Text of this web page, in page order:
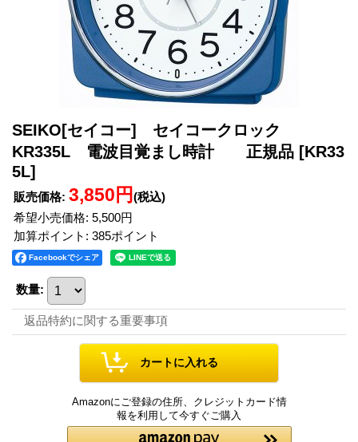
SEIKO[セイコー] セイコークロック
KR335L 電波目覚まし時計 正規品 [KR33
5L]
販売価格: 3,850円 (税込)
希望小売価格: 5,500円
加算ポイント: 385ポイント
Facebookでシェア
数量:
返品特約に関する重要事項
Amazonにご登録の住所、クレジットカード情
報を利用して今すぐご購入